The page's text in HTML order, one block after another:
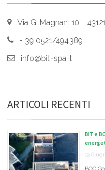
Via G. Magnani 10 -
+ 39 0521/494389
info@bit-spa.it
ARTICOLI RECENTI
BIT e
19